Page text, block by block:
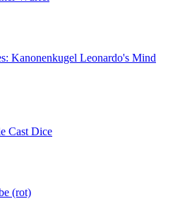
Leonardo's Mind
Cast Dice
(rot)